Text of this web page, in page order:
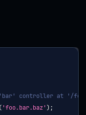
controller at '/foo'
( 'foo.bar.baz') ;